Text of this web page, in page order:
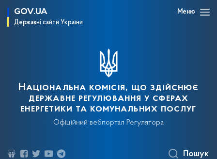
GOV.UA
Державні сайти України
Меню
Національна комісія, що здійснює
державне регулювання у сферах
енергетики та комунальних послуг
Офіційний вебпортал Регулятора
Пошук